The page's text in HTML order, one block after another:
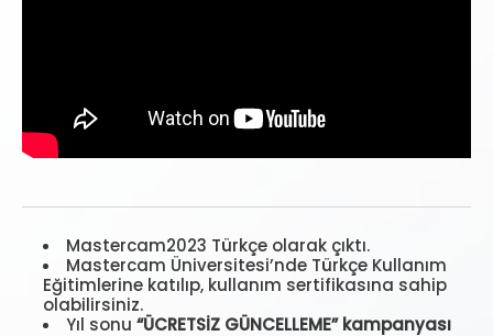
Mastercam2023 Türkçe olarak çıktı.
Mastercam Üniversitesi’nde Türkçe Kullanım
Eğitimlerine katılıp, kullanım sertifikasına sahip
olabilirsiniz.
Yıl sonu “ÜCRETSİZ GÜNCELLEME” kampanyası